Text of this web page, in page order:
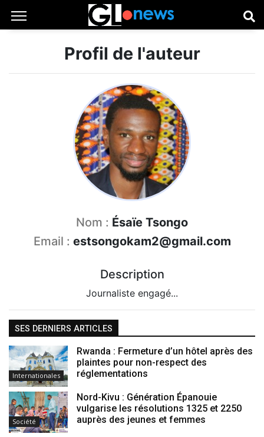
Profil de l'auteur
Nom : Ésaïe Tsongo
Email : estsongokam2@gmail.com
Description
Journaliste engagé...
SES DERNIERS ARTICLES
Internationales
Rwanda : Fermeture d’un hôtel après des
plaintes pour non-respect des
réglementations
Société
Nord-Kivu : Génération Épanouie
vulgarise les résolutions 1325 et 2250
auprès des jeunes et femmes